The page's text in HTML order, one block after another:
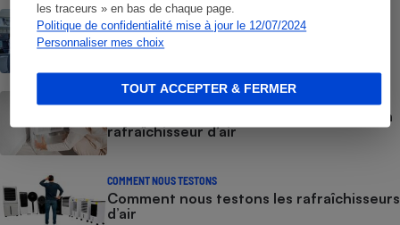
les traceurs » en bas de chaque page.
Politique de confidentialité mise à jour le 12/07/2024
Personnaliser mes choix
TOUT ACCEPTER & FERMER
COMMENT NOUS TESTONS
Fours micro-ondes - Le protocole
Rafraîchisseur d’air - Comment choisir un
rafraîchisseur d’air
COMMENT NOUS TESTONS
Comment nous testons les rafraîchisseurs
d’air